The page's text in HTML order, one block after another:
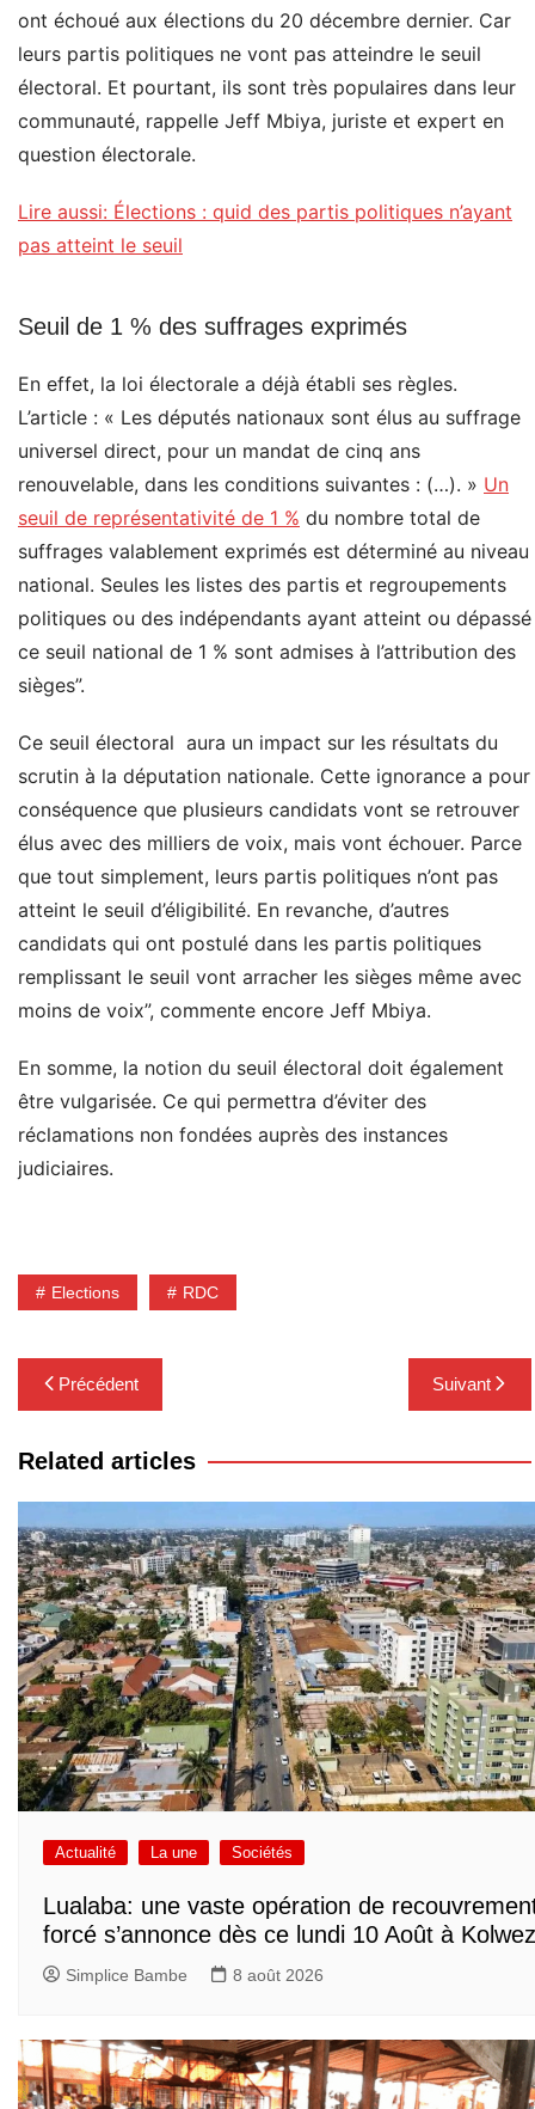
ont échoué aux élections du 20 décembre dernier. Car
leurs partis politiques ne vont pas atteindre le seuil
électoral. Et pourtant, ils sont très populaires dans leur
communauté, rappelle Jeff Mbiya, juriste et expert en
question électorale.
Lire aussi: Élections : quid des partis politiques n’ayant
pas atteint le seuil
Seuil de 1 % des suffrages exprimés
En effet, la loi électorale a déjà établi ses règles.
L’article : « Les députés nationaux sont élus au suffrage
universel direct, pour un mandat de cinq ans
renouvelable, dans les conditions suivantes : (…). » Un
seuil de représentativité de 1 % du nombre total de
suffrages valablement exprimés est déterminé au niveau
national. Seules les listes des partis et regroupements
politiques ou des indépendants ayant atteint ou dépassé
ce seuil national de 1 % sont admises à l’attribution des
sièges”.
Ce seuil électoral aura un impact sur les résultats du
scrutin à la députation nationale. Cette ignorance a pour
conséquence que plusieurs candidats vont se retrouver
élus avec des milliers de voix, mais vont échouer. Parce
que tout simplement, leurs partis politiques n’ont pas
atteint le seuil d’éligibilité. En revanche, d’autres
candidats qui ont postulé dans les partis politiques
remplissant le seuil vont arracher les sièges même avec
moins de voix”, commente encore Jeff Mbiya.
En somme, la notion du seuil électoral doit également
être vulgarisée. Ce qui permettra d’éviter des
réclamations non fondées auprès des instances
judiciaires.
Elections RDC
Navigation
de
l’article
Précédent Suivant
Related articles
Actualité La une Sociétés
Lualaba: une vaste opération de
forcé s’annonce dès ce lundi 10 Août à
Simplice Bambe 8 août 2026